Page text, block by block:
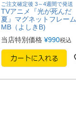
ご注文確定後 3～4週間で発送
TVアニメ『光が死んだ
夏』マグネットフレーム
MB（よしきB)
当店特別価格 ¥990税込